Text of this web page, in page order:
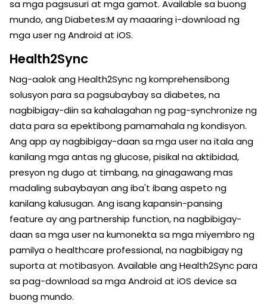
sa mga pagsusuri at mga gamot. Available sa buong
mundo, ang Diabetes:M ay maaaring i-download ng
mga user ng Android at iOS.
Health2Sync
Nag-aalok ang Health2Sync ng komprehensibong
solusyon para sa pagsubaybay sa diabetes, na
nagbibigay-diin sa kahalagahan ng pag-synchronize ng
data para sa epektibong pamamahala ng kondisyon.
Ang app ay nagbibigay-daan sa mga user na itala ang
kanilang mga antas ng glucose, pisikal na aktibidad,
presyon ng dugo at timbang, na ginagawang mas
madaling subaybayan ang iba't ibang aspeto ng
kanilang kalusugan. Ang isang kapansin-pansing
feature ay ang partnership function, na nagbibigay-
daan sa mga user na kumonekta sa mga miyembro ng
pamilya o healthcare professional, na nagbibigay ng
suporta at motibasyon. Available ang Health2Sync para
sa pag-download sa mga Android at iOS device sa
buong mundo.